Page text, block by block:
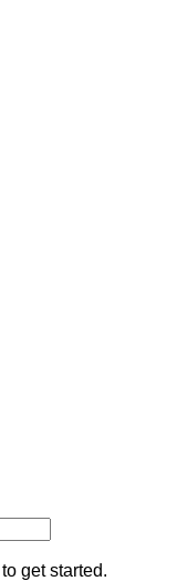
to get started.